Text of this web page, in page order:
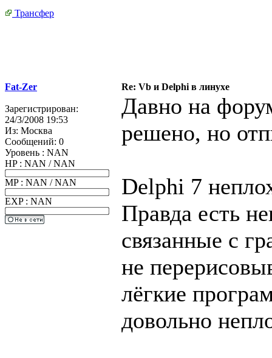
Трансфер
Fat-Zer Re: Vb и Delphi в линухе
Зарегистрирован:
24/3/2008 19:53
Из: Москва
Сообщений: 0
Уровень : NAN
HP : NAN / NAN
MP : NAN / NAN
EXP : NAN
Давно на
решено, но
Delphi 7
Правда есть
связанные с
не
лёгкие
довольно